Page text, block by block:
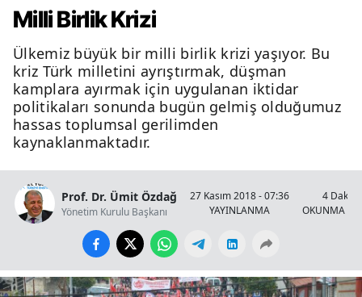
Milli Birlik Krizi
Ülkemiz büyük bir milli birlik krizi yaşıyor. Bu
kriz Türk milletini ayrıştırmak, düşman
kamplara ayırmak için uygulanan iktidar
politikaları sonunda bugün gelmiş olduğumuz
hassas toplumsal gerilimden
kaynaklanmaktadır.
Prof. Dr. Ümit Özdağ
Yönetim Kurulu Başkanı
27 Kasım 2018 - 07:36
YAYINLANMA
4 Dakika
OKUNMA